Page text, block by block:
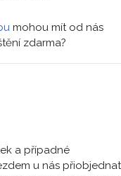
mohou mít od nás
zdarma?
a případné
u nás